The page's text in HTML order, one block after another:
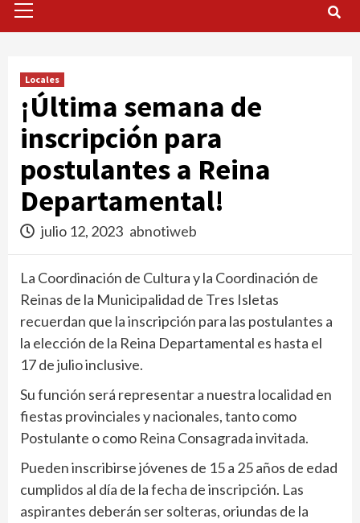
Menu
Locales
¡Última semana de
inscripción para
postulantes a Reina
Departamental!
julio 12, 2023 abnotiweb
La Coordinación de Cultura y la Coordinación de
Reinas de la Municipalidad de Tres Isletas
recuerdan que la inscripción para las postulantes a
la elección de la Reina Departamental es hasta el
17 de julio inclusive.
Su función será representar a nuestra localidad en
fiestas provinciales y nacionales, tanto como
Postulante o como Reina Consagrada invitada.
Pueden inscribirse jóvenes de 15 a 25 años de edad
cumplidos al día de la fecha de inscripción. Las
aspirantes deberán ser solteras, oriundas de la